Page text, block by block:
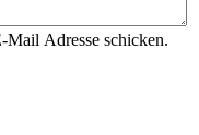
Mail Adresse schicken.